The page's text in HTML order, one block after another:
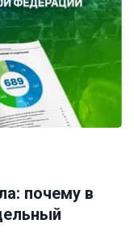
почему в